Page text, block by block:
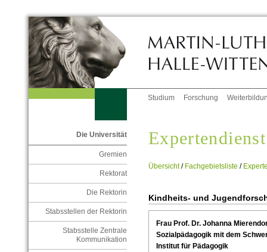
Studium Forschung
Die Universität
Gremien
Rektorat
Die Rektorin
Stabsstellen der Rektorin
Stabsstelle Zentrale
Kommunikation
Expertendienst
Übersicht/ Fachgebietsliste /
Kindheits- und
Frau Prof. Dr. Johanna
Sozialpädagogik mit dem
Institut für Pädagogik